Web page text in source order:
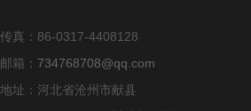
传真：86-0317-4408128
邮箱： 734768708@qq.com
地址：河北省沧州市献县